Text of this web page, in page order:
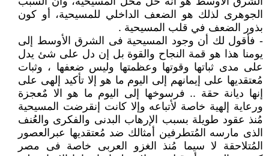
الجوهرى لذلك هو الضعف الداخلي للمسيحية، أو كون
بذور الضعف في قلب المسيحية .
- فأقول لك أن وجود المسيحية فى الشرق الأوسط إلى
يومنا هذا هو قمة النجاح والقوة بل إن دل على شئ يدل
على مدى ثباتها وقوتها وعظمتها وليس ضعفها ، وثبات
مُعتقديها على إيمانهم إلى اليوم ما هو إلا تأكيد إلهى على
إنها ديانة حقة .. فرسوخها إلى اليوم ما هو الا مٌعجزة
ورعاية إلهية خاصة لأتباعه وإلا كانت إنقرضت المسيحية
مُنذ عقود طويلة بسبب الإرهاب البدنى والفكرى والعُنف
الذى مارسه المُتطرفين أمثالك ضد مُعتقديها عبرالعصور
المُتلاحقة لا سيما مُنذ الغزو العربى خاصة فى مصر